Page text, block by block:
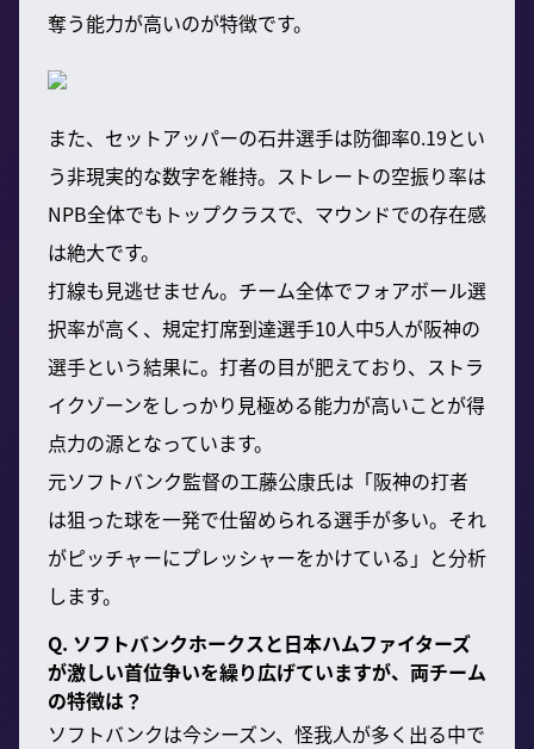
奪う能力が高いのが特徴です。
また、セットアッパーの石井選手は防御率0.19とい
う非現実的な数字を維持。ストレートの空振り率は
NPB全体でもトップクラスで、マウンドでの存在感
は絶大です。
打線も見逃せません。チーム全体でフォアボール選
択率が高く、規定打席到達選手10人中5人が阪神の
選手という結果に。打者の目が肥えており、ストラ
イクゾーンをしっかり見極める能力が高いことが得
点力の源となっています。
元ソフトバンク監督の工藤公康氏は「阪神の打者
は狙った球を一発で仕留められる選手が多い。それ
がピッチャーにプレッシャーをかけている」と分析
します。
Q. ソフトバンクホークスと日本ハムファイターズ
が激しい首位争いを繰り広げていますが、両チーム
の特徴は？
ソフトバンクは今シーズン、怪我人が多く出る中で